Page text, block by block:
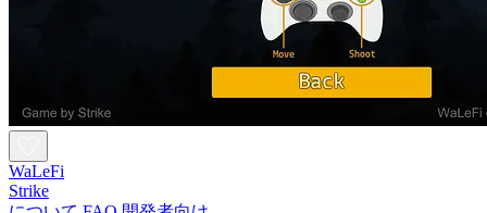
WaLeFi
Strike